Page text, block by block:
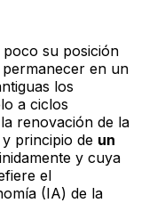
su posición
en un
los
a ciclos
renovación de la
principio de un
y cuya
el
(IA) de la